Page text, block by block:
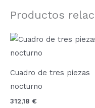
Productos
Cuadro de tres piezas
nocturno
312,18 €